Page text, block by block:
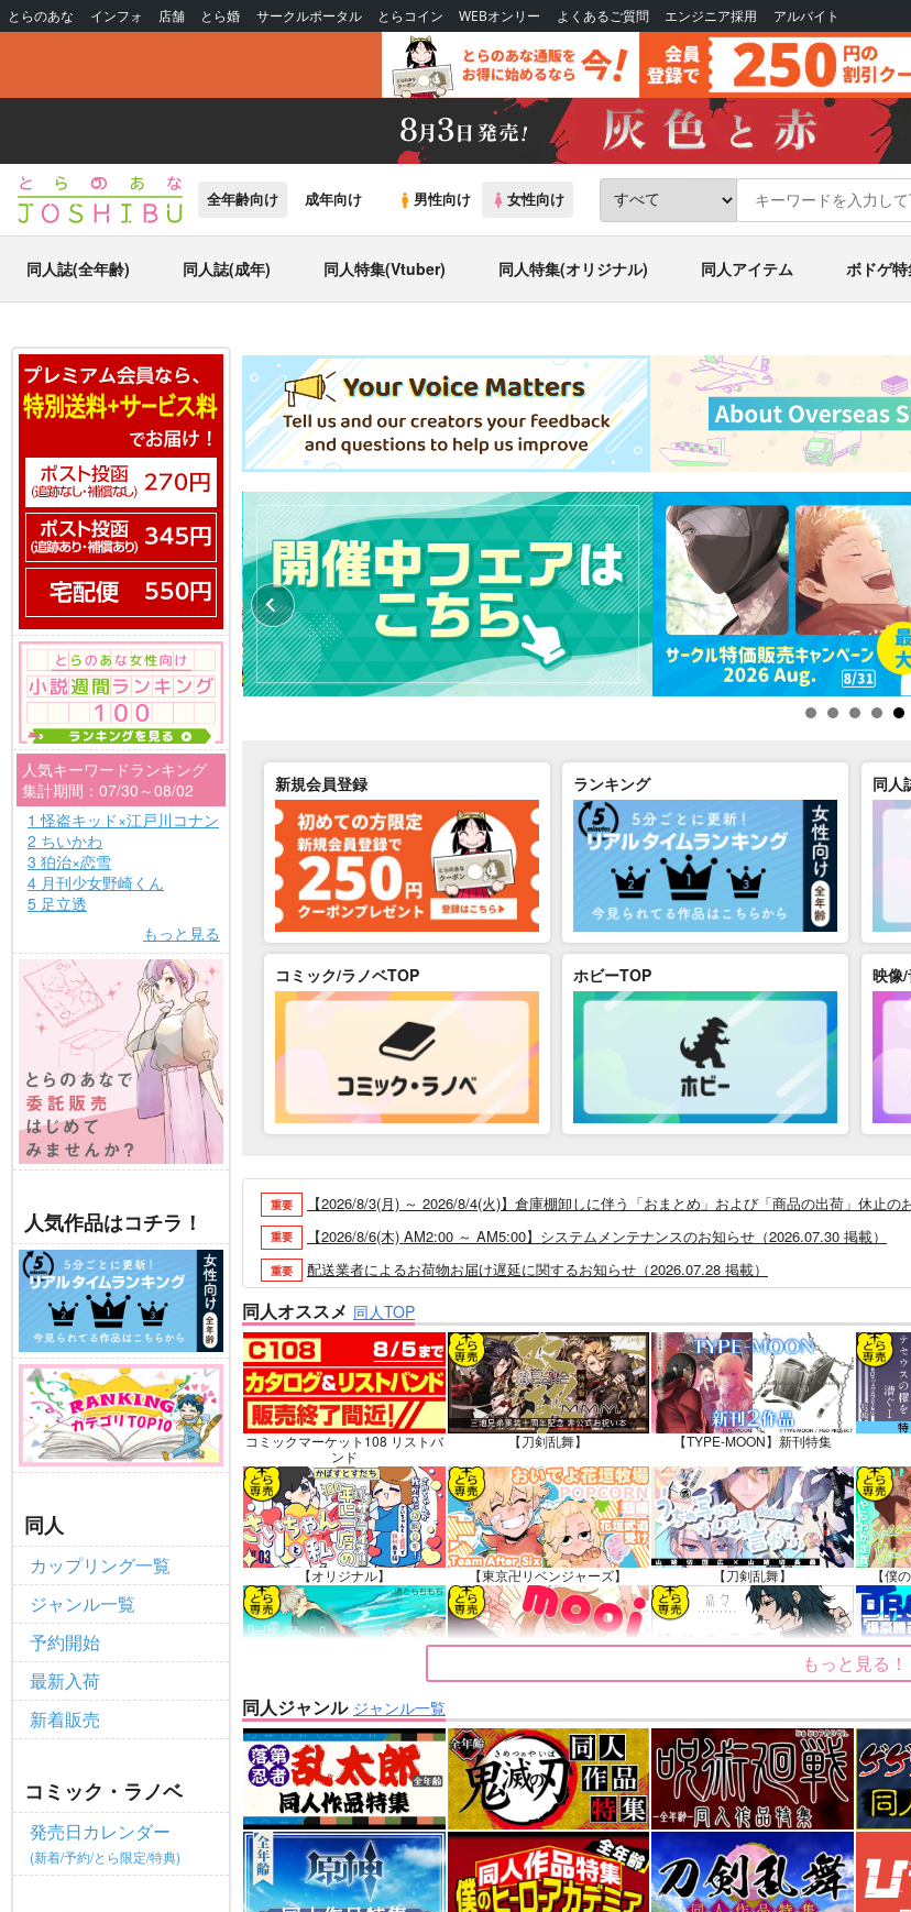
とらのあな インフォ 店舗 とら婚 サークルポータル とらコイン WEBオンリー よくあるご質問 エンジニア採用 アルバイト
全年齢向け 成年向け 男性向け 女性向け
同人誌(全年齢) 同人誌(成年) 同人特集(Vtuber) 同人特集(オリジナル) 同人アイテム ボドゲ
人気キーワードランキング
集計期間：07/30～08/02
1 怪盗キッド×江戸川コナン
2 ちいかわ
3 狛治×恋雪
4 月刊少女野崎くん
5 足立透
もっと見る
人気作品はコチラ！
同人
カップリング一覧
ジャンル一覧
予約開始
最新入荷
新着販売
コミック・ラノベ
発売日カレンダー
(新着/予約/とら限定/特典)
新規会員登録 ランキング 同人
コミック/ラノベTOP ホビーTOP 映像
重要 【2026/8/3(月) ～ 2026/8/4(火)】倉庫棚卸しに伴う「おまとめ」および「商品の出荷」休止の
重要 【2026/8/6(木) AM2:00 ～ AM5:00】システムメンテナンスのお知らせ（2026.07.30 掲載）
重要 配送業者によるお荷物お届け遅延に関するお知らせ（2026.07.28 掲載）
重要 各種おまとめお荷物の発送状況につきまして（2026.07.30 掲載）
重要 【2026/5/7より】再販投票システム・アップデートのお知らせ（2026.05.07 掲載）
重要 【2026/4/1より】とらのあなプレミアム、新支払い方法＆新プラン導入のお知らせ（
重要 おまとめサイクル「定期便(月2)」一般会員様の利用再開のお知らせ（2026.02.05 掲載）
重要 「とらのあな×駿河屋日本橋乙女同人誌館」通販店頭受取サービス開始のお知らせ（
重要 【2025/12/1より】「通販ポイント⇒とらコイン変換キャンペーン」終了のお知らせ（
重要 個人情報保護方針の改定について（2025.09.19 更新｜2025.08.01 掲載）
重要 ポイント付与・管理体制改定のお知らせ（2024.11.20 掲載）
全てのお知らせを見る
同人オススメ 同人TOP
コミックマーケット108 リストバ
ンド
【刀剣乱舞】 【TYPE-MOON】新刊特集
【オリジナル】 【東京卍リベンジャーズ】 【刀剣乱舞】 【僕
もっと見る！
同人ジャンル ジャンル一覧